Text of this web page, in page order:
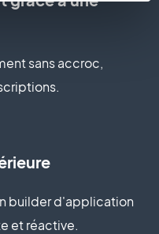
sans accroc,
builder d'application
et réactive.